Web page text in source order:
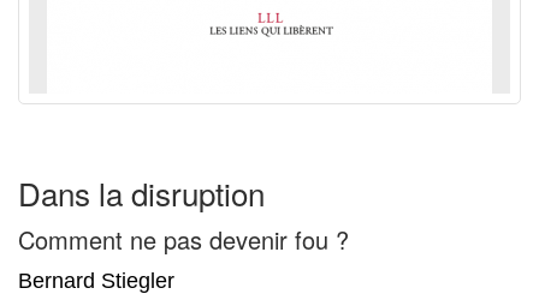
Dans la disruption
Comment ne pas devenir fou ?
Bernard Stiegler